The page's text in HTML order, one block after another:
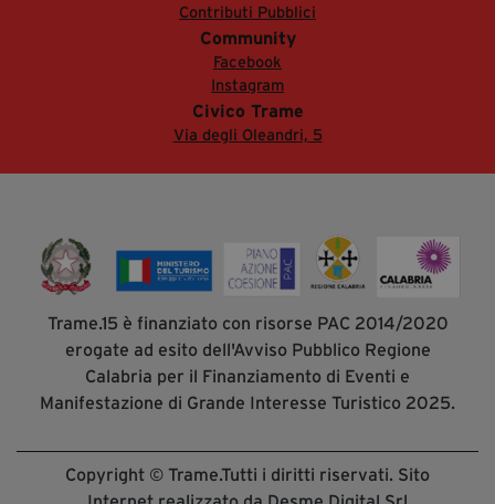
Contributi Pubblici
Community
Facebook
Instagram
Civico Trame
Via degli Oleandri, 5
Trame.15 è finanziato con risorse PAC 2014/2020
erogate ad esito dell'Avviso Pubblico Regione
Calabria per il Finanziamento di Eventi e
Manifestazione di Grande Interesse Turistico 2025.
Copyright © Trame.Tutti i diritti riservati. Sito